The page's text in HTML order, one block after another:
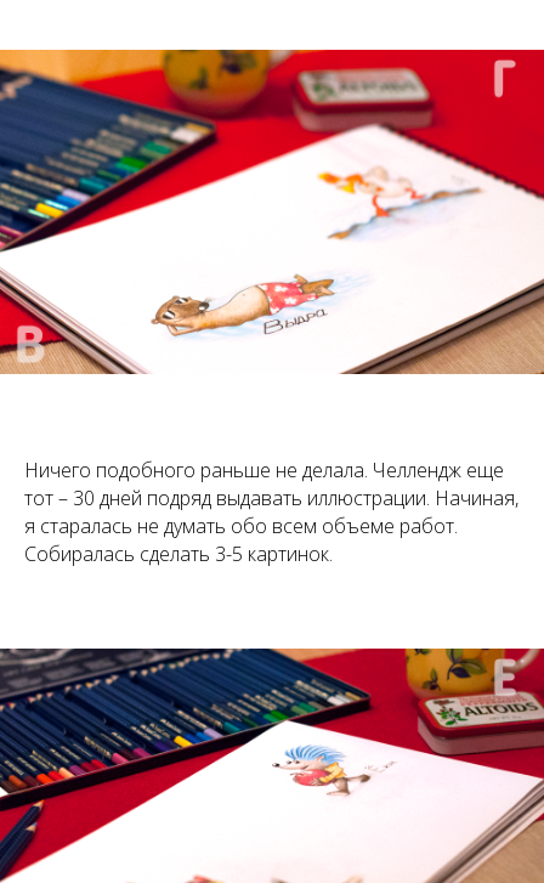
Ничего подобного раньше не делала. Челлендж еще
тот – 30 дней подряд выдавать иллюстрации. Начиная,
я старалась не думать обо всем объеме работ.
Собиралась сделать 3-5 картинок.